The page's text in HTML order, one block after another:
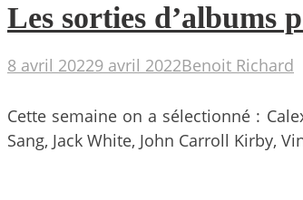
Les sorties d’albums
8 avril 20229 avril 2022Benoit Richard
Cette semaine on a sélectionné :
Sang, Jack White, John Carroll Kirby,